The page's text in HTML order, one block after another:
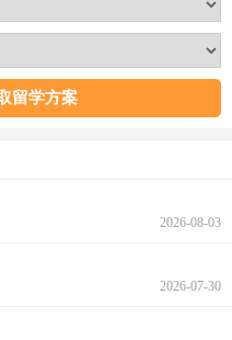
2026-08-03
2026-07-30